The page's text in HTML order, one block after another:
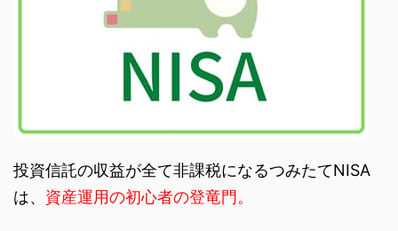
投資信託の収益が全て非課税になるつみたてNISA
は、 資産運用の初心者の登竜門。